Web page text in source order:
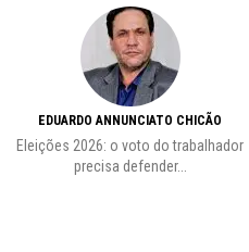
EDUARDO ANNUNCIATO CHICÃO
Eleições 2026: o voto do trabalhador
precisa defender...